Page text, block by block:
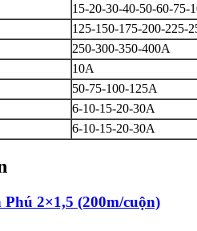
15-20-30-40-50-60-75-
125-150-175-200-225-
250-300-350-400A
10A
50-75-100-125A
6-10-15-20-30A
6-10-15-20-30A
2×1,5 (200m/cuộn)